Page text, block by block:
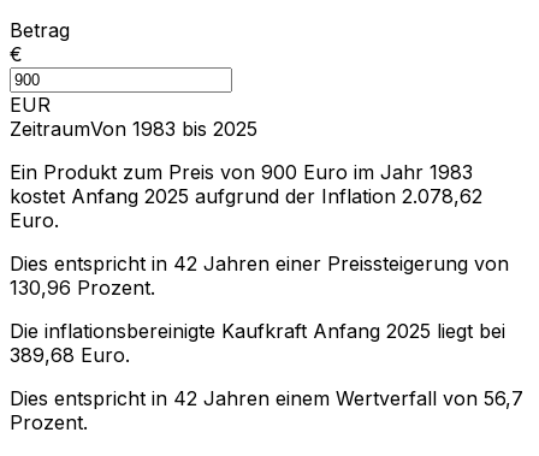
Betrag
€
EUR
ZeitraumVon 1983 bis 2025
Ein Produkt zum Preis von 900 Euro im Jahr 1983
kostet Anfang 2025 aufgrund der Inflation 2.078,62
Euro.
Dies entspricht in 42 Jahren einer Preissteigerung von
130,96 Prozent.
Die inflationsbereinigte Kaufkraft Anfang 2025 liegt bei
389,68 Euro.
Dies entspricht in 42 Jahren einem Wertverfall von 56,7
Prozent.